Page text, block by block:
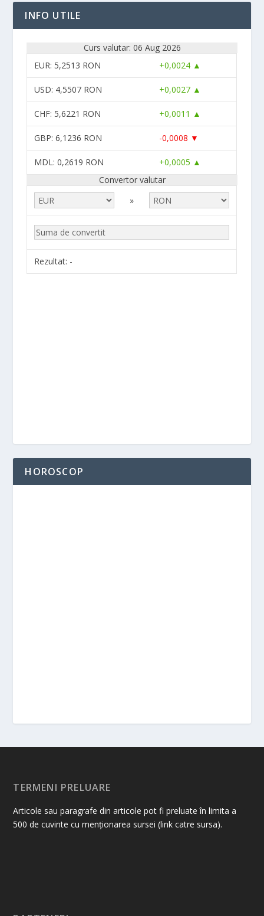
INFO UTILE
Curs valutar: 06 Aug 2026
EUR: 5,2513 RON +0,0024 ▲
USD: 4,5507 RON +0,0027 ▲
CHF: 5,6221 RON +0,0011 ▲
GBP: 6,1236 RON -0,0008 ▼
MDL : 0,2619 RON
+0,0005 ▲
Convertor valutar
»
Rezultat: -
HOROSCOP
TERMENI PRELUARE
Articole sau paragrafe din articole pot fi preluate în limita a
500 de cuvinte cu menționarea sursei (link catre sursa).